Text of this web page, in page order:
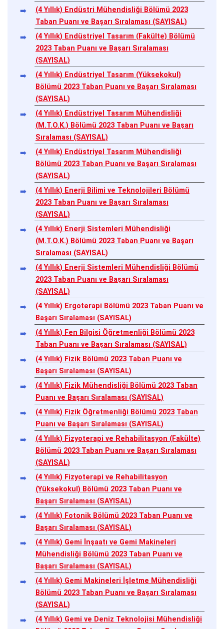
(4 Yıllık) Endüstri Mühendisliği Bölümü 2023
Taban Puanı ve Başarı Sıralaması (SAYISAL)
(4 Yıllık) Endüstriyel Tasarım (Fakülte) Bölümü
2023 Taban Puanı ve Başarı Sıralaması
(SAYISAL)
(4 Yıllık) Endüstriyel Tasarım (Yüksekokul)
Bölümü 2023 Taban Puanı ve Başarı Sıralaması
(SAYISAL)
(4 Yıllık) Endüstriyel Tasarım Mühendisliği
(M.T.O.K.) Bölümü 2023 Taban Puanı ve Başarı
Sıralaması (SAYISAL)
(4 Yıllık) Endüstriyel Tasarım Mühendisliği
Bölümü 2023 Taban Puanı ve Başarı Sıralaması
(SAYISAL)
(4 Yıllık) Enerji Bilimi ve Teknolojileri Bölümü
2023 Taban Puanı ve Başarı Sıralaması
(SAYISAL)
(4 Yıllık) Enerji Sistemleri Mühendisliği
(M.T.O.K.) Bölümü 2023 Taban Puanı ve Başarı
Sıralaması (SAYISAL)
(4 Yıllık) Enerji Sistemleri Mühendisliği Bölümü
2023 Taban Puanı ve Başarı Sıralaması
(SAYISAL)
(4 Yıllık) Ergoterapi Bölümü 2023 Taban Puanı ve
Başarı Sıralaması (SAYISAL)
(4 Yıllık) Fen Bilgisi Öğretmenliği Bölümü 2023
Taban Puanı ve Başarı Sıralaması (SAYISAL)
(4 Yıllık) Fizik Bölümü 2023 Taban Puanı ve
Başarı Sıralaması (SAYISAL)
(4 Yıllık) Fizik Mühendisliği Bölümü 2023 Taban
Puanı ve Başarı Sıralaması (SAYISAL)
(4 Yıllık) Fizik Öğretmenliği Bölümü 2023 Taban
Puanı ve Başarı Sıralaması (SAYISAL)
(4 Yıllık) Fizyoterapi ve Rehabilitasyon (Fakülte)
Bölümü 2023 Taban Puanı ve Başarı Sıralaması
(SAYISAL)
(4 Yıllık) Fizyoterapi ve Rehabilitasyon
(Yüksekokul) Bölümü 2023 Taban Puanı ve
Başarı Sıralaması (SAYISAL)
(4 Yıllık) Fotonik Bölümü 2023 Taban Puanı ve
Başarı Sıralaması (SAYISAL)
(4 Yıllık) Gemi İnşaatı ve Gemi Makineleri
Mühendisliği Bölümü 2023 Taban Puanı ve
Başarı Sıralaması (SAYISAL)
(4 Yıllık) Gemi Makineleri İşletme Mühendisliği
Bölümü 2023 Taban Puanı ve Başarı Sıralaması
(SAYISAL)
(4 Yıllık) Gemi ve Deniz Teknolojisi Mühendisliği